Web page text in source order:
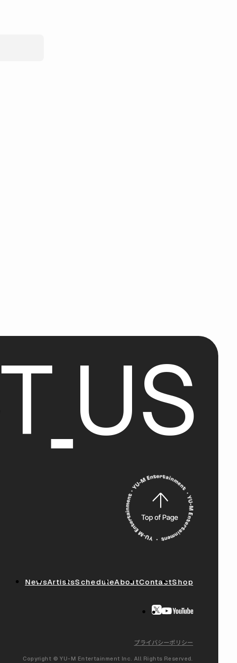
T US
NewsArtistsScheduleAboutContactShop
プライバシーポリシー
Copyright © YU-M Entertainment Inc. All Rights Reserved.